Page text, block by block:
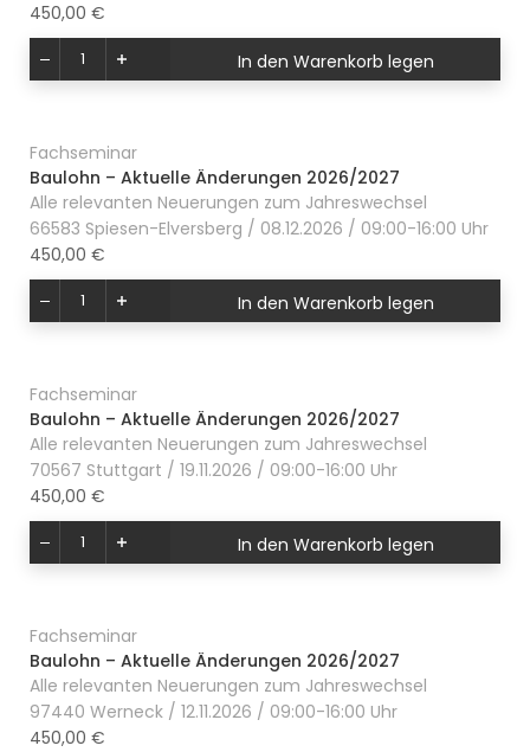
450,00 €
In den Warenkorb legen
Fachseminar
Baulohn – Aktuelle Änderungen 2026/2027
Alle relevanten Neuerungen zum Jahreswechsel
66583 Spiesen-Elversberg / 08.12.2026 / 09:00-16:00 Uhr
450,00 €
In den Warenkorb legen
Fachseminar
Baulohn – Aktuelle Änderungen 2026/2027
Alle relevanten Neuerungen zum Jahreswechsel
70567 Stuttgart / 19.11.2026 / 09:00-16:00 Uhr
450,00 €
In den Warenkorb legen
Fachseminar
Baulohn – Aktuelle Änderungen 2026/2027
Alle relevanten Neuerungen zum Jahreswechsel
97440 Werneck / 12.11.2026 / 09:00-16:00 Uhr
450,00 €